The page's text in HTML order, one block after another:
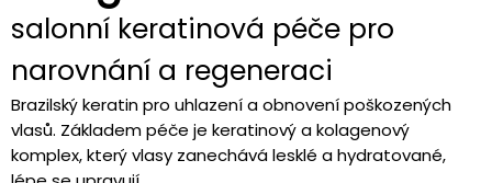
salonní keratinová péče pro
narovnání a regeneraci
Brazilský keratin pro uhlazení a obnovení poškozených
vlasů. Základem péče je keratinový a kolagenový
komplex, který vlasy zanechává lesklé a hydratované,